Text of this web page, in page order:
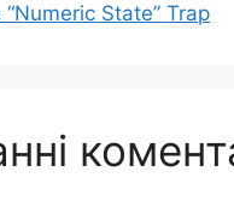
State” Trap